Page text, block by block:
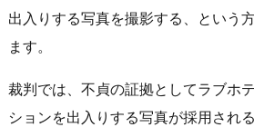
出入りする写真を撮影する、という
ます。
裁判では、不貞の証拠としてラブホ
ションを出入りする写真が採用され